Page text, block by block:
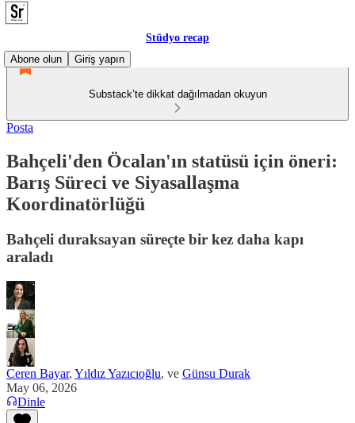
Stüdyo recap
Abone olun
Giriş yapın
Substack’te dikkat dağılmadan okuyun
Posta
Bahçeli'den Öcalan'ın statüsü için öneri:
Barış Süreci ve Siyasallaşma
Koordinatörlüğü
Bahçeli duraksayan süreçte bir kez daha kapı
araladı
Ceren Bayar, Yıldız Yazıcıoğlu, ve Günsu Durak
May 06, 2026
Dinle